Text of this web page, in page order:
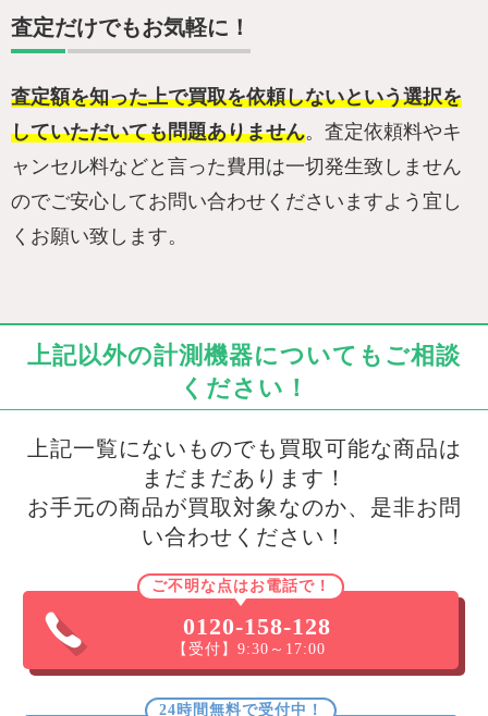
査定だけでもお気軽に！
査定額を知った上で買取を依頼しないという選択を
していただいても問題ありません。査定依頼料やキ
ャンセル料などと言った費用は一切発生致しません
のでご安心してお問い合わせくださいますよう宜し
くお願い致します。
上記以外の計測機器についてもご相談
ください！
上記一覧にないものでも買取可能な商品は
まだまだあります！
お手元の商品が買取対象なのか、是非お問
い合わせください！
ご不明な点はお電話で！
0120-158-128
【受付】9:30～17:00
24時間無料で受付中！